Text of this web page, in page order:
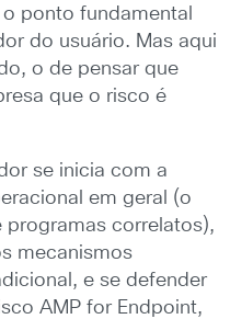
ponto fundamental
do usuário. Mas aqui
o de pensar que
que o risco é
se inicia com a
em geral (o
programas correlatos),
mecanismos
e se defender
AMP for Endpoint,